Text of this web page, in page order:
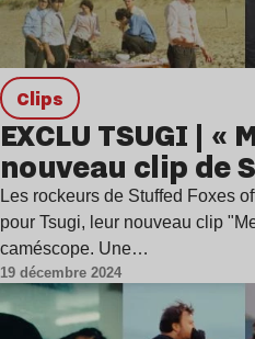
clips
EXCLU TSUGI | «
nouveau clip de
Les rockeurs de Stuffed Foxes
pour Tsugi, leur nouveau clip
caméscope. Une…
19 décembre 2024